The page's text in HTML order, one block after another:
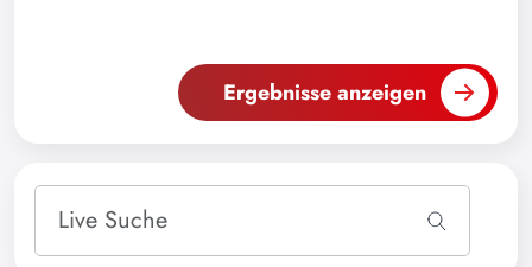
Ergebnisse anzeigen